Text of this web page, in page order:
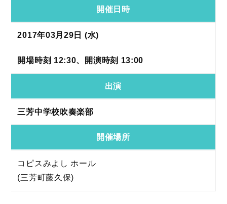
開催日時
2017年03月29日 (水)
開場時刻 12:30、開演時刻 13:00
出演
三芳中学校吹奏楽部
開催場所
コピスみよし ホール
(三芳町藤久保)